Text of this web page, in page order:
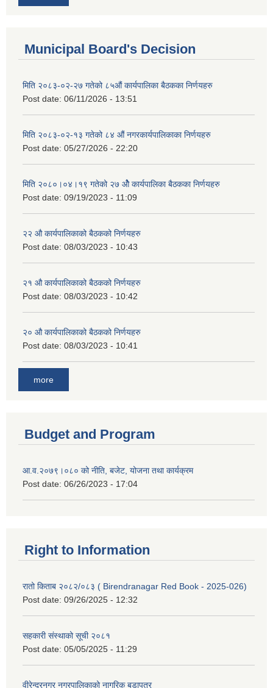
Municipal Board's Decision
मिति २०८३-०२-२७ गतेको ८५औं कार्यपालिका बैठकका निर्णयहरु
Post date: 06/11/2026 - 13:51
मिति २०८३-०२-१३ गतेको ८४ औं नगरकार्यपालिकाका निर्णयहरु
Post date: 05/27/2026 - 22:20
मिति २०८०।०४।१९ गतेको २७ ‌‍‌ओेै कार्यपालिका बैठकका निर्णयहरु
Post date: 09/19/2023 - 11:09
२‍२ औ कार्यपालिकाको बैठकको निर्णयहरु
Post date: 08/03/2023 - 10:43
२‍१ औ कार्यपालिकाको बैठकको निर्णयहरु
Post date: 08/03/2023 - 10:42
२‍० औ कार्यपालिकाको बैठकको निर्णयहरु
Post date: 08/03/2023 - 10:41
more
Budget and Program
आ.व.२०७९।०८० को नीति, बजेट, योजना तथा कार्यक्रम
Post date: 06/26/2023 - 17:04
Right to Information
रातो किताब २०८२/०८३ ( Birendranagar Red Book - 2025-026)
Post date: 09/26/2025 - 12:32
सहकारी संस्थाको सूची २०८१
Post date: 05/05/2025 - 11:29
वीरेन्द्रनगर नगरपालिकाको नागरिक बडापत्र